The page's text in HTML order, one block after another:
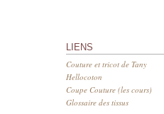
LIENS
Couture et tricot de Tany
Hellocoton
Coupe Couture (les cours)
Glossaire des tissus